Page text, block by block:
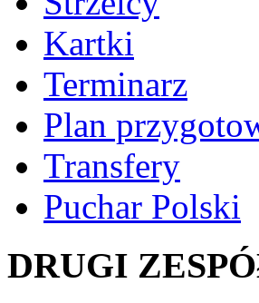
Kartki
Terminarz
Plan
Transfery
Puchar Polski
DRUGI